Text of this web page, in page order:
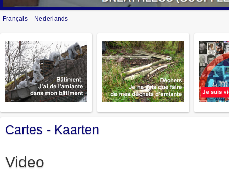
Français Nederlands
Cartes - Kaarten
Video